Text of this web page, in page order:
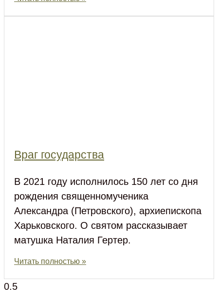
Враг государства
В 2021 году исполнилось 150 лет со дня
рождения священномученика
Александра (Петровского), архиепископа
Харьковского. О святом рассказывает
матушка Наталия Гертер.
Читать полностью »